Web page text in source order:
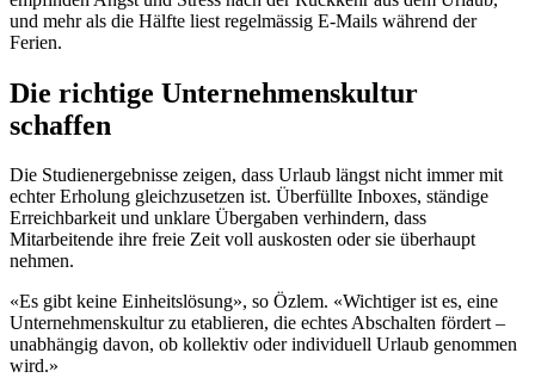
und mehr als die Hälfte liest regelmässig E-Mails während der
Ferien.
Die richtige Unternehmenskultur
schaffen
Die Studienergebnisse zeigen, dass Urlaub längst nicht immer mit
echter Erholung gleichzusetzen ist. Überfüllte Inboxes, ständige
Erreichbarkeit und unklare Übergaben verhindern, dass
Mitarbeitende ihre freie Zeit voll auskosten oder sie überhaupt
nehmen.
«Es gibt keine Einheitslösung», so Özlem. «Wichtiger ist es, eine
Unternehmenskultur zu etablieren, die echtes Abschalten fördert –
unabhängig davon, ob kollektiv oder individuell Urlaub genommen
wird.»